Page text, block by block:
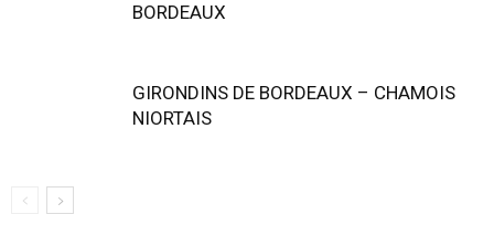
BORDEAUX
GIRONDINS DE BORDEAUX – CHAMOIS
NIORTAIS